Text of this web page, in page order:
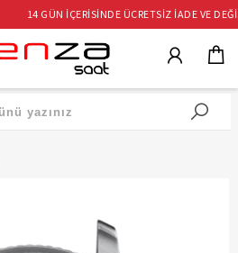
14 GÜN İÇERİSİNDE ÜCRETSİZ İADE VE